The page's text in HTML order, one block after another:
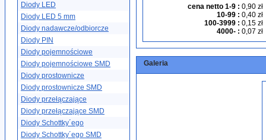
Diody LED
Diody LED 5 mm
Diody nadawcze/odbiorcze
Diody PIN
Diody pojemnościowe
Diody pojemnościowe SMD
Diody prostownicze
Diody prostownicze SMD
Diody przełączające
Diody przełączające SMD
Diody Schottky´ego
Diody Schottky´ego SMD
cena netto 1-9 : 0,90 zł
10-99 : 0,40 zł
100-3999 : 0,15 zł
4000- : 0,07 zł
Galeria